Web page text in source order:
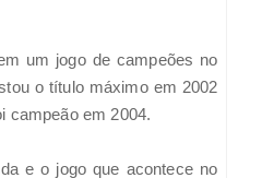
um jogo de campeões no
o título máximo em 2002
campeão em 2004.
e o jogo que acontece no